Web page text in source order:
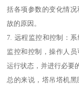
括各项参数的变化情
故的原因。
7. 远程监控和控制：
监控和控制，操作人
运行状态，并进行必要
总的来说，塔吊塔机